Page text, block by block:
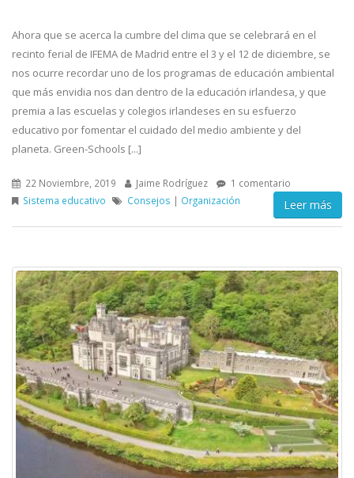
Ahora que se acerca la cumbre del clima que se celebrará en el
recinto ferial de IFEMA de Madrid entre el 3 y el 12 de diciembre, se
nos ocurre recordar uno de los programas de educación ambiental
que más envidia nos dan dentro de la educación irlandesa, y que
premia a las escuelas y colegios irlandeses en su esfuerzo
educativo por fomentar el cuidado del medio ambiente y del
planeta. Green-Schools [...]
22 Noviembre, 2019 Jaime Rodríguez
1 comentario
Sistema educativo
Consejos | Organización Leer más